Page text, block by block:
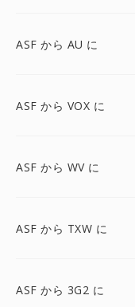
ASF から AU に
ASF から VOX に
ASF から WV に
ASF から TXW に
ASF から 3G2 に